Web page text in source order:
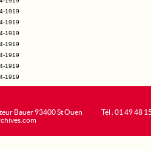
Bauer 93400 St Ouen
Tél : 01 49 48